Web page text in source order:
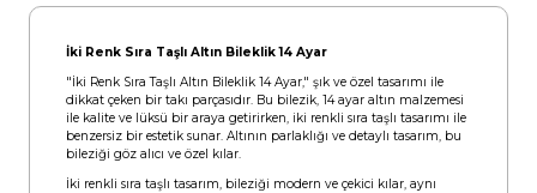
İki Renk Sıra Taşlı Altın Bileklik 14 Ayar
"İki Renk Sıra Taşlı Altın Bileklik 14 Ayar," şık ve özel tasarımı ile
dikkat çeken bir takı parçasıdır. Bu bilezik, 14 ayar altın malzemesi
ile kalite ve lüksü bir araya getirirken, iki renkli sıra taşlı tasarımı ile
benzersiz bir estetik sunar. Altının parlaklığı ve detaylı tasarım, bu
bileziği göz alıcı ve özel kılar.
İki renkli sıra taşlı tasarım, bileziği modern ve çekici kılar, aynı